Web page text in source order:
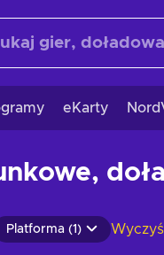
eKarty
Platforma (1)